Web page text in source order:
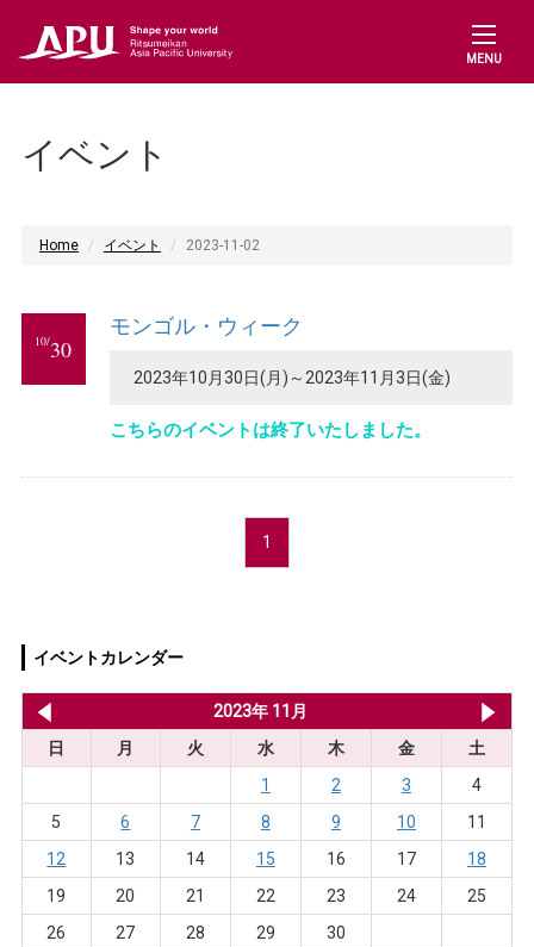
MENU
イベント
Home イベント 2023-11-02
10/30
モンゴル・ウィーク
2023年10月30日(月)～2023年11月3日(金)
こちらのイベントは終了いたしました。
1
イベントカレンダー
2023年 11月
日
月 火 水 木 金
土
1
2 3
4
5
6 7 8 9 10
11
12
13 14 15 16 17
18
19
20 21 22 23 24
25
26
27 28 29 30